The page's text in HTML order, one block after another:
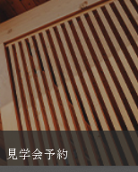
見学会予約